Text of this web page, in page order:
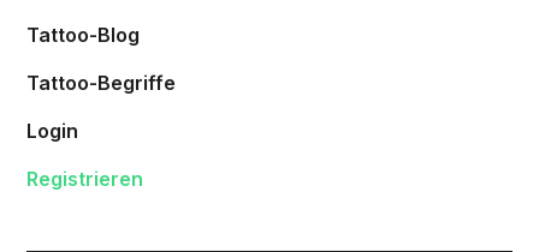
Tattoo-Blog
Tattoo-Begriffe
Login
Registrieren